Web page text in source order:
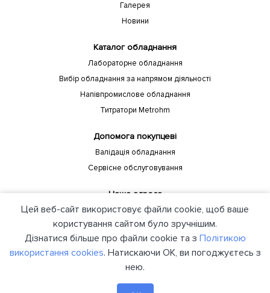
Галерея
Новини
Каталог обладнання
Лабораторне обладнання
Вибір обладнання за напрямом діяльності
Напівпромислове обладнання
Титратори Metrohm
Допомога покупцеві
Валідація обладнання
Сервісне обслуговування
Наша адреса
Україна, Київ, 04208, пр-т Європейського союзу, 88 Б Компанія
© 2021 unilab.kiev.ua Всі права захищені. Створено в Я-Мастерс
Цей веб-сайт використовує файли cookie, щоб ваше
користування сайтом було зручнішим.
Дізнатися більше про файли cookie та з Політикою
використання cookies. Натискаючи ОК, ви погоджуєтесь з
нею.